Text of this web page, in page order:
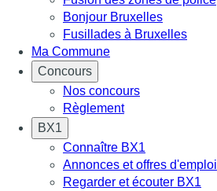
Bonjour Bruxelles
Fusillades à Bruxelles
Ma Commune
Concours
Nos concours
Règlement
BX1
Connaître BX1
Annonces et offres d'emploi
Regarder et écouter BX1